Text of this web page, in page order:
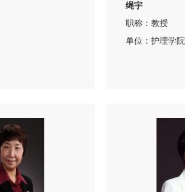
绳宇
职称：教授
单位：护理学院